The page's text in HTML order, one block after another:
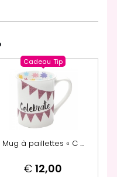
Cadeau Tip
Mug à paillettes « C ...
€ 12,00